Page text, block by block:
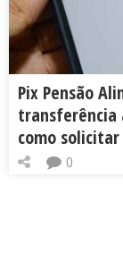
Pix Pensão
transferência
como solicitar
0